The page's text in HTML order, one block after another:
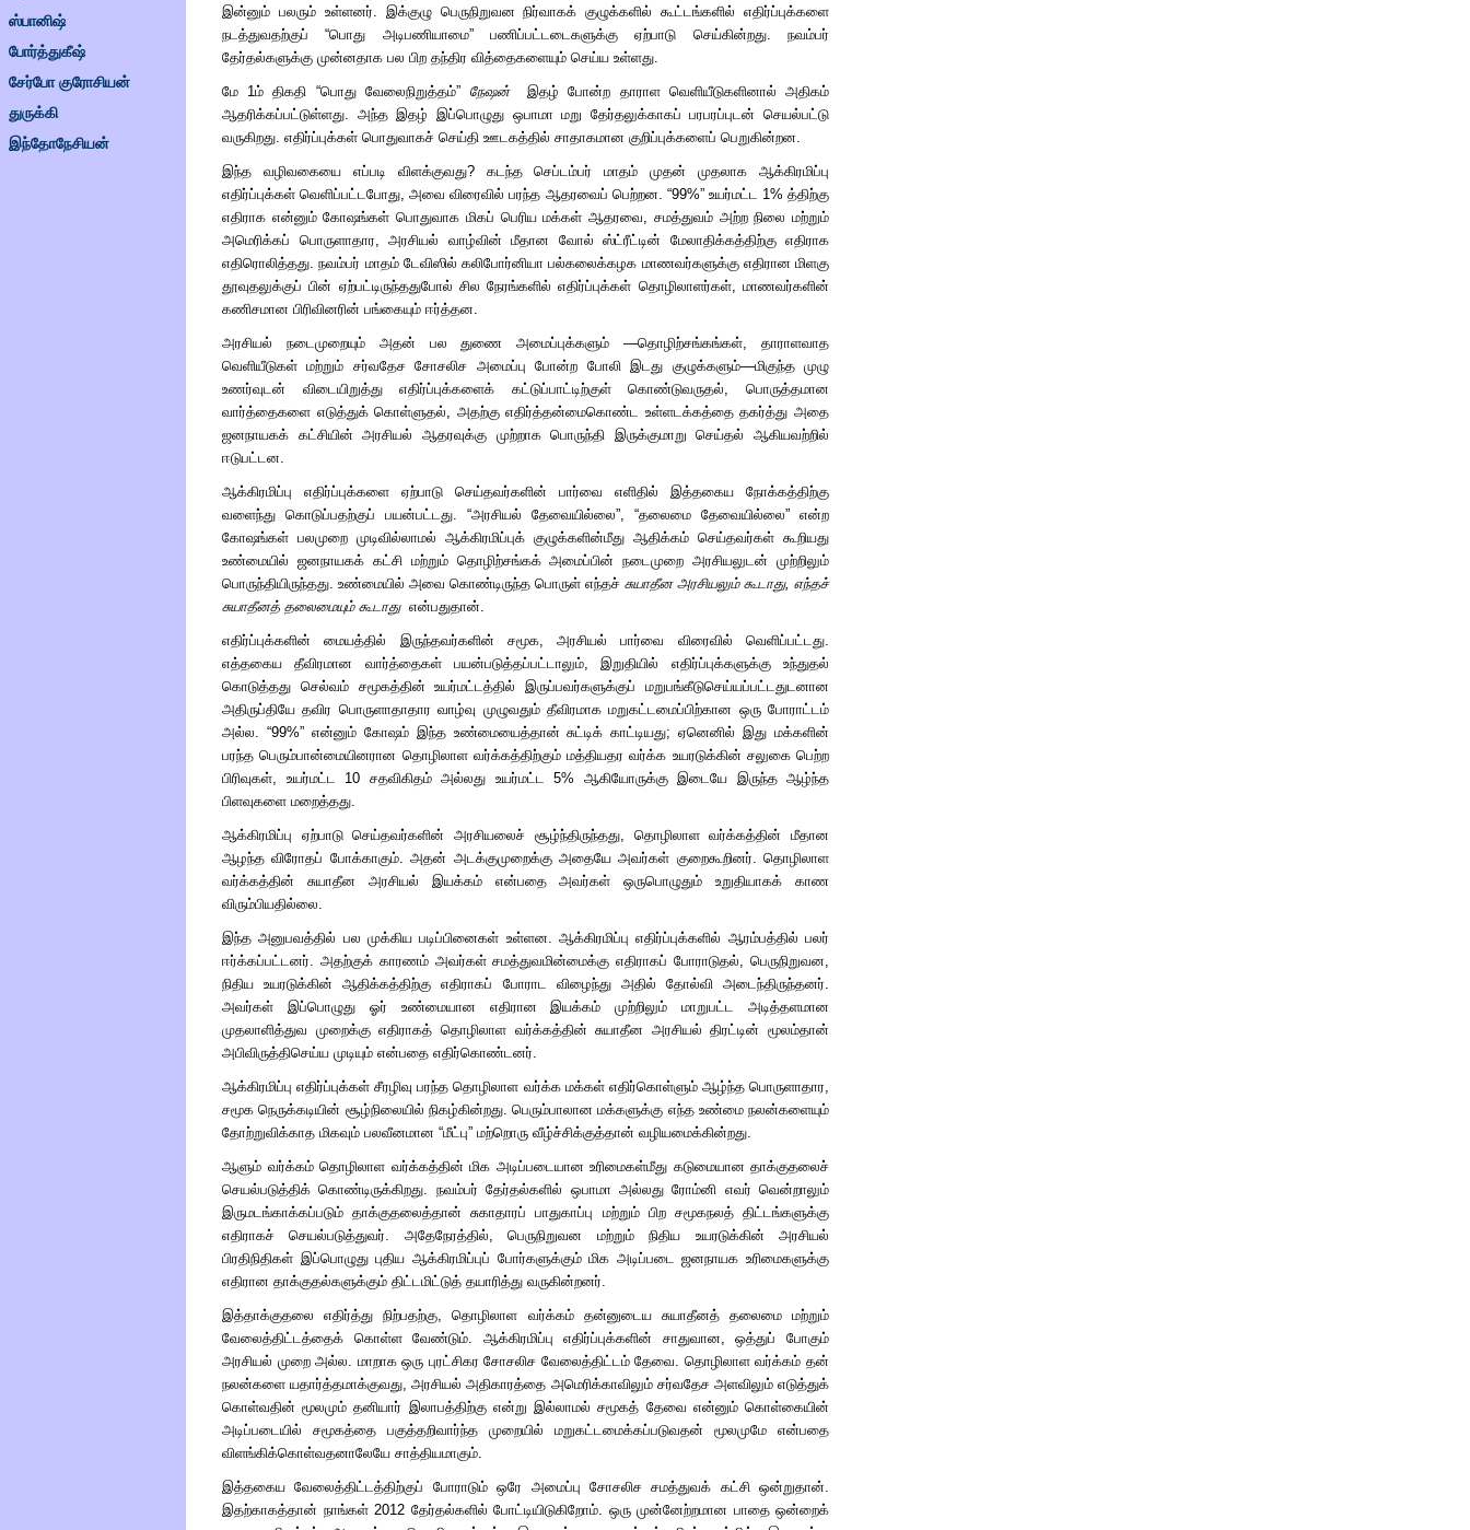
ஸ்பானிஷ்
போர்த்துகீஷ்
சேர்போ குரோசியன்
துருக்கி
இந்தோநேசியன்
இன்னும் பலரும் உள்ளனர். இக்குழு பெருநிறுவன நிர்வாகக் குழுக்களில் கூட்டங்களில் எதிர்ப்புக்களை
நடத்துவதற்குப்“பொது அடிபணியாமை”பணிப்பட்டடைகளுக்கு ஏற்பாடு செய்கின்றது. நவம்பர்
தேர்தல்களுக்கு முன்னதாக பல பிற தந்திர வித்தைகளையும் செய்ய உள்ளது.
மே 1ம் திகதி “பொது வேலைநிறுத்தம்” நேஷன்
இதழ் போன்ற தாராள வெளியீடுகளினால் அதிகம்
ஆதரிக்கப்பட்டுள்ளது. அந்த இதழ் இப்பொழுது ஒபாமா மறு தேர்தலுக்காகப் பரபரப்புடன் செயல்பட்டு
வருகிறது. எதிர்ப்புக்கள் பொதுவாகச் செய்தி ஊடகத்தில் சாதாகமான குறிப்புக்களைப் பெறுகின்றன.
இந்த வழிவகையை எப்படி விளக்குவது? கடந்த செப்டம்பர் மாதம் முதன் முதலாக ஆக்கிரமிப்பு
எதிர்ப்புக்கள் வெளிப்பட்டபோது, அவை விரைவில் பரந்த ஆதரவைப் பெற்றன. “99%” உயர்மட்ட 1% த்திற்கு
எதிராக என்னும் கோஷங்கள் பொதுவாக மிகப் பெரிய மக்கள் ஆதரவை, சமத்துவம் அற்ற நிலை மற்றும்
அமெரிக்கப் பொருளாதார, அரசியல் வாழ்வின் மீதான வோல் ஸ்ட்ரீட்டின் மேலாதிக்கத்திற்கு எதிராக
எதிரொலித்தது. நவம்பர் மாதம் டேவிஸில் கலிபோர்னியா பல்கலைக்கழக மாணவர்களுக்கு எதிரான மிளகு
தூவுதலுக்குப் பின் ஏற்பட்டிருந்ததுபோல் சில நேரங்களில் எதிர்ப்புக்கள் தொழிலாளர்கள், மாணவர்களின்
கணிசமான பிரிவினரின் பங்கையும் ஈர்த்தன.
அரசியல் நடைமுறையும் அதன் பல துணை அமைப்புக்களும்—தொழிற்சங்கங்கள், தாராளவாத
வெளியீடுகள் மற்றும் சர்வதேச சோசலிச அமைப்பு போன்ற போலி இடது குழுக்களும்—மிகுந்த முழு
உணர்வுடன் விடையிறுத்து எதிர்ப்புக்களைக் கட்டுப்பாட்டிற்குள் கொண்டுவருதல், பொருத்தமான
வார்த்தைகளை எடுத்துக் கொள்ளுதல், அதற்கு எதிர்த்தன்மைகொண்ட உள்ளடக்கத்தை தகர்த்து அதை
ஜனநாயகக் கட்சியின் அரசியல் ஆதரவுக்கு முற்றாக பொருந்தி இருக்குமாறு செய்தல் ஆகியவற்றில்
ஈடுபட்டன.
ஆக்கிரமிப்பு எதிர்ப்புக்களை ஏற்பாடு செய்தவர்களின் பார்வை எளிதில் இத்தகைய நோக்கத்திற்கு
வளைந்து கொடுப்பதற்குப் பயன்பட்டது. “அரசியல் தேவையில்லை”, “தலைமை தேவையில்லை” என்ற
கோஷங்கள் பலமுறை முடிவில்லாமல் ஆக்கிரமிப்புக் குழுக்களின்மீது ஆதிக்கம் செய்தவர்கள் கூறியது
உண்மையில் ஜனநாயகக் கட்சி மற்றும் தொழிற்சங்கக் அமைப்பின் நடைமுறை அரசியலுடன் முற்றிலும்
பொருந்தியிருந்தது. உண்மையில் அவை கொண்டிருந்த பொருள் எந்தச் சுயாதீன அரசியலும் கூடாது, எந்தச்
சுயாதீனத் தலைமையும் கூடாது என்பதுதான்.
எதிர்ப்புக்களின் மையத்தில் இருந்தவர்களின் சமூக, அரசியல் பார்வை விரைவில் வெளிப்பட்டது.
எத்தகைய தீவிரமான வார்த்தைகள் பயன்படுத்தப்பட்டாலும், இறுதியில் எதிர்ப்புக்களுக்கு உந்துதல்
கொடுத்தது செல்வம் சமூகத்தின் உயர்மட்டத்தில் இருப்பவர்களுக்குப் மறுபங்கீடுசெய்யப்பட்டதுடனான
அதிருப்தியே தவிர பொருளாதாதார வாழ்வு முழுவதும் தீவிரமாக மறுகட்டமைப்பிற்கான ஒரு போராட்டம்
அல்ல. “99%” என்னும் கோஷம் இந்த உண்மையைத்தான் சுட்டிக் காட்டியது; ஏனெனில் இது மக்களின்
பரந்த பெரும்பான்மையினரான தொழிலாள வர்க்கத்திற்கும் மத்தியதர வர்க்க உயரடுக்கின் சலுகை பெற்ற
பிரிவுகள், உயர்மட்ட 10 சதவிகிதம் அல்லது உயர்மட்ட 5% ஆகியோருக்கு இடையே இருந்த ஆழ்ந்த
பிளவுகளை மறைத்தது.
ஆக்கிரமிப்பு ஏற்பாடு செய்தவர்களின் அரசியலைச் சூழ்ந்திருந்தது, தொழிலாள வர்க்கத்தின் மீதான
ஆழந்த விரோதப் போக்காகும். அதன் அடக்குமுறைக்கு அதையே அவர்கள் குறைகூறினர். தொழிலாள
வர்க்கத்தின் சுயாதீன அரசியல் இயக்கம் என்பதை அவர்கள் ஒருபொழுதும் உறுதியாகக் காண
விரும்பியதில்லை.
இந்த அனுபவத்தில் பல முக்கிய படிப்பினைகள் உள்ளன. ஆக்கிரமிப்பு எதிர்ப்புக்களில் ஆரம்பத்தில் பலர்
ஈர்க்கப்பட்டனர். அதற்குக் காரணம் அவர்கள் சமத்துவமின்மைக்கு எதிராகப் போராடுதல், பெருநிறுவன,
நிதிய உயரடுக்கின் ஆதிக்கத்திற்கு எதிராகப் போராட விழைந்து அதில் தோல்வி அடைந்திருந்தனர்.
அவர்கள் இப்பொழுது ஓர் உண்மையான எதிரான இயக்கம் முற்றிலும் மாறுபட்ட அடித்தளமான
முதலாளித்துவ முறைக்கு எதிராகத் தொழிலாள வர்க்கத்தின் சுயாதீன அரசியல் திரட்டின் மூலம்தான்
அபிவிருத்திசெய்ய முடியும் என்பதை எதிர்கொண்டனர்.
ஆக்கிரமிப்பு எதிர்ப்புக்கள் சீரழிவு பரந்த தொழிலாள வர்க்க மக்கள் எதிர்கொள்ளும் ஆழ்ந்த பொருளாதார,
சமூக நெருக்கடியின் சூழ்நிலையில் நிகழ்கின்றது. பெரும்பாலான மக்களுக்கு எந்த உண்மை நலன்களையும்
தோற்றுவிக்காத மிகவும் பலவீனமான “மீட்பு” மற்றொரு வீழ்ச்சிக்குத்தான் வழியமைக்கின்றது.
ஆளும் வர்க்கம் தொழிலாள வர்க்கத்தின் மிக அடிப்படையான உரிமைகள்மீது கடுமையான தாக்குதலைச்
செயல்படுத்திக் கொண்டிருக்கிறது. நவம்பர் தேர்தல்களில் ஒபாமா அல்லது ரோம்னி எவர் வென்றாலும்
இருமடங்காக்கப்படும் தாக்குதலைத்தான் சுகாதாரப் பாதுகாப்பு மற்றும் பிற சமூகநலத் திட்டங்களுக்கு
எதிராகச் செயல்படுத்துவர். அதேநேரத்தில், பெருநிறுவன மற்றும் நிதிய உயரடுக்கின் அரசியல்
பிரதிநிதிகள் இப்பொழுது புதிய ஆக்கிரமிப்புப் போர்களுக்கும் மிக அடிப்படை ஜனநாயக உரிமைகளுக்கு
எதிரான தாக்குதல்களுக்கும் திட்டமிட்டுத் தயாரித்து வருகின்றனர்.
இத்தாக்குதலை எதிர்த்து நிற்பதற்கு, தொழிலாள வர்க்கம் தன்னுடைய சுயாதீனத் தலைமை மற்றும்
வேலைத்திட்டத்தைக் கொள்ள வேண்டும். ஆக்கிரமிப்பு எதிர்ப்புக்களின் சாதுவான, ஒத்துப் போகும்
அரசியல் முறை அல்ல. மாறாக ஒரு புரட்சிகர சோசலிச வேலைத்திட்டம் தேவை. தொழிலாள வர்க்கம் தன்
நலன்களை யதார்த்தமாக்குவது,அரசியல் அதிகாரத்தை அமெரிக்காவிலும் சர்வதேச அளவிலும் எடுத்துக்
கொள்வதின் மூலமும் தனியார் இலாபத்திற்கு என்று இல்லாமல் சமூகத் தேவை என்னும் கொள்கையின்
அடிப்படையில் சமூகத்தை பகுத்தறிவார்ந்த முறையில் மறுகட்டமைக்கப்படுவதன் மூலமுமே என்பதை
விளங்கிக்கொள்வதனாலேயே சாத்தியமாகும்.
இத்தகைய வேலைத்திட்டத்திற்குப் போராடும் ஒரே அமைப்பு சோசலிச சமத்துவக் கட்சி ஒன்றுதான்.
இதற்காகத்தான் நாங்கள் 2012 தேர்தல்களில் போட்டியிடுகிறோம். ஒரு முன்னேற்றமான பாதை ஒன்றைக்